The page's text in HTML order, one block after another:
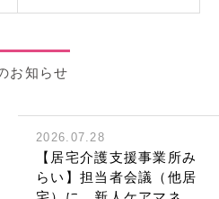
お知らせ
2026.07.28
【居宅介護支援事業所み
らい】担当者会議（他居